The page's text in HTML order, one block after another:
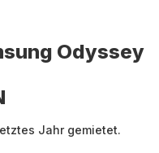
Odyssey
Jahr gemietet.